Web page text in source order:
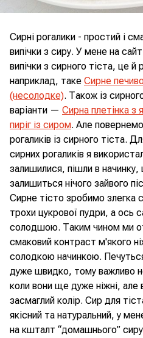
Сирні рогалики - простий і
випічки з сиру. У мене на
випічки з сирного тіста, це й
наприклад, таке Сирне
(несолодке). Також із
варіанти — Сирна плетінка з
пиріг із сиром. Але
рогаликів із сирного тіста.
сирних рогаликів я
залишилися, пішли в
залишиться нічого зайвого
Сирне тісто зробимо
трохи цукрової пудри, а ось
солодшою. Таким чином ми
смаковий контраст м'якого
солодкою начинкою.
дуже швидко, тому важливо
коли вони ще дуже ніжні,
засмаглий колір. Сир для
якісний та натуральний, у
на кшталт “домашнього”